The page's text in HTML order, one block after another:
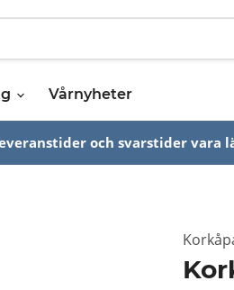
Vårnyheter
och svarstider vara